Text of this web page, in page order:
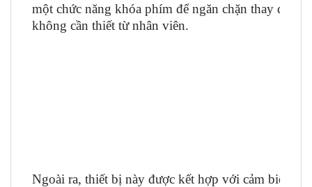
một chức năng khóa phím để ngăn chặn thay đổi
không cần thiết từ nhân viên.
Ngoài ra, thiết bị này được kết hợp với cảm biến